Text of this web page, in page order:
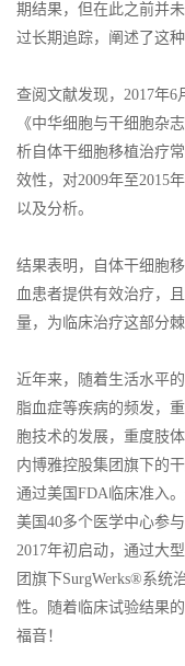
期结果，但在此之前并
过长期追踪，阐述了这
查阅文献发现，2017年
《中华细胞与干细胞杂
析自体干细胞移植治疗
效性，对2009年至2015
以及分析。
结果表明，自体干细胞
血患者提供有效治疗，
量，为临床治疗这部分
近年来，随着生活水平
脂血症等疾病的频发，
胞技术的发展，重度肢
内博雅控股集团旗下的
通过美国FDA临床准入
美国40多个医学中心参
2017年初启动，通过大
团旗下SurgWerks®系统
性。随着临床试验结果
福音！